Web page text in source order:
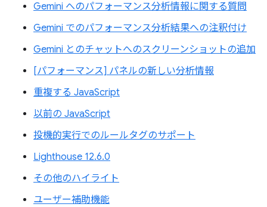
Gemini へのパフォーマンス分析情報に関する質問
Gemini でのパフォーマンス分析結果への注釈付け
Gemini とのチャットへのスクリーンショットの追加
[パフォーマンス] パネルの新しい分析情報
重複する JavaScript
以前の JavaScript
投機的実行でのルールタグのサポート
Lighthouse 12.6.0
その他のハイライト
ユーザー補助機能